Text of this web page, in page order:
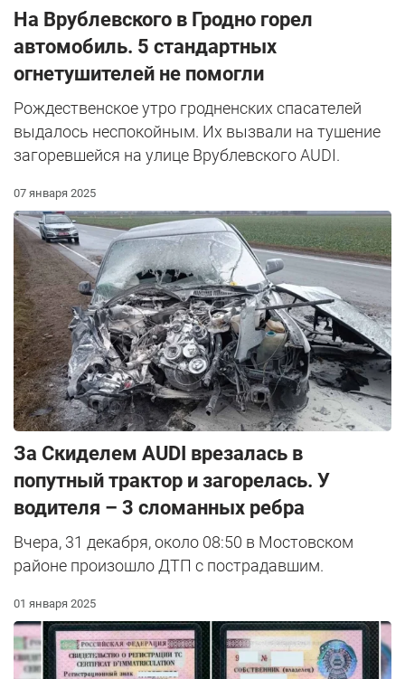
На Врублевского в Гродно горел
автомобиль. 5 стандартных
огнетушителей не помогли
Рождественское утро гродненских спасателей
выдалось неспокойным. Их вызвали на тушение
загоревшейся на улице Врублевского AUDI.
07 января 2025
За Скиделем AUDI врезалась в
попутный трактор и загорелась. У
водителя – 3 сломанных ребра
Вчера, 31 декабря, около 08:50 в Мостовском
районе произошло ДТП с пострадавшим.
01 января 2025